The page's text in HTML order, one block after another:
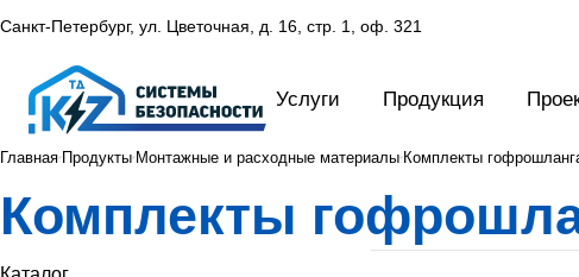
Санкт-Петербург, ул. Цветочная, д. 16, стр. 1, оф. 321
Услуги Продукция
Главная Продукты Монтажные и расходные материалы Комплекты
Комплекты